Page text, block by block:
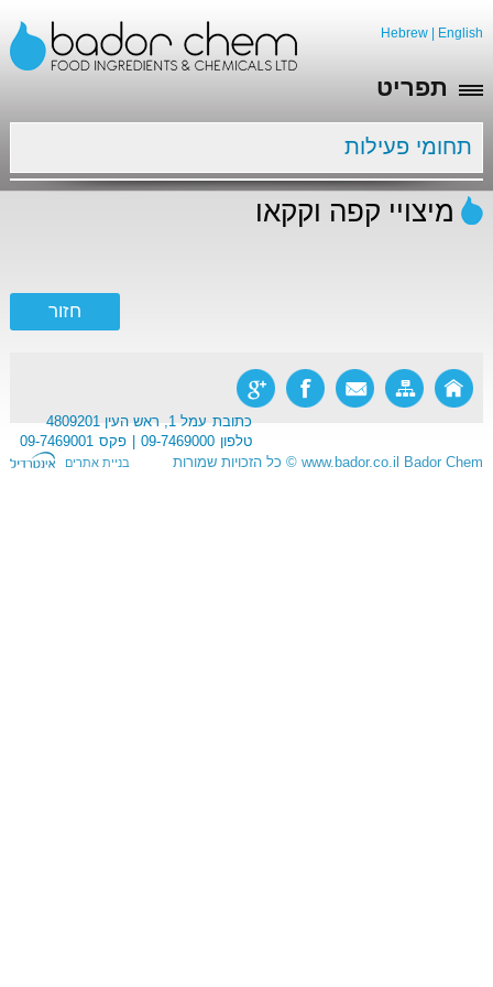
Hebrew English
תפריט
תחומי פעילות
מיצויי קפה וקקאו
כתובת עמל 1, ראש העין 4809201
טלפון 09-7469000 פקס 09-7469001
Bador Chem
www.bador.co.il
© כל הזכויות שמורות בניית אתרים